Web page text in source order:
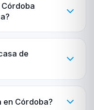
de
en Córdoba?